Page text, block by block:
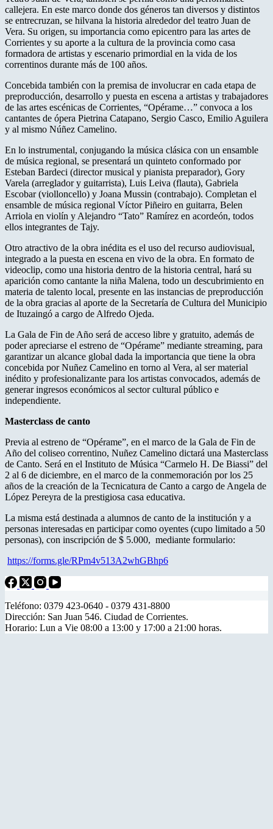
callejera. En este marco donde dos géneros tan diversos y distintos
se entrecruzan, se hilvana la historia alrededor del teatro Juan de
Vera. Su origen, su importancia como epicentro para las artes de
Corrientes y su aporte a la cultura de la provincia como casa
formadora de artistas y escenario primordial en la vida de los
correntinos durante más de 100 años.
Concebida también con la premisa de involucrar en cada etapa de
preproducción, desarrollo y puesta en escena a artistas y trabajadores
de las artes escénicas de Corrientes, “Opérame…” convoca a los
cantantes de ópera Pietrina Catapano, Sergio Casco, Emilio Aguilera
y al mismo Núñez Camelino.
En lo instrumental, conjugando la música clásica con un ensamble
de música regional, se presentará un quinteto conformado por
Esteban Bardeci (director musical y pianista preparador), Gory
Varela (arreglador y guitarrista), Luis Leiva (flauta), Gabriela
Escobar (violloncello) y Joana Mussin (contrabajo). Completan el
ensamble de música regional Víctor Piñeiro en guitarra, Belen
Arriola en violín y Alejandro “Tato” Ramírez en acordeón, todos
ellos integrantes de Tajy.
Otro atractivo de la obra inédita es el uso del recurso audiovisual,
integrado a la puesta en escena en vivo de la obra. En formato de
videoclip, como una historia dentro de la historia central, hará su
aparición como cantante la niña Malena, todo un descubrimiento en
materia de talento local, presente en las instancias de preproducción
de la obra gracias al aporte de la Secretaría de Cultura del Municipio
de Ituzaingó a cargo de Alfredo Ojeda.
La Gala de Fin de Año será de acceso libre y gratuito, además de
poder apreciarse el estreno de “Opérame” mediante streaming, para
garantizar un alcance global dada la importancia que tiene la obra
concebida por Nuñez Camelino en torno al Vera, al ser material
inédito y profesionalizante para los artistas convocados, además de
generar ingresos económicos al sector cultural público e
independiente.
Masterclass de canto
Previa al estreno de “Opérame”, en el marco de la Gala de Fin de
Año del coliseo correntino, Nuñez Camelino dictará una Masterclass
de Canto. Será en el Instituto de Música “Carmelo H. De Biassi” del
2 al 6 de diciembre, en el marco de la conmemoración por los 25
años de la creación de la Tecnicatura de Canto a cargo de Angela de
López Pereyra de la prestigiosa casa educativa.
La misma está destinada a alumnos de canto de la institución y a
personas interesadas en participar como oyentes (cupo limitado a 50
personas), con inscripción de $ 5.000, mediante formulario:
https://forms.gle/RPm4v513A2whGBhp6
Teléfono: 0379 423-0640 - 0379 431-8800
Dirección: San Juan 546. Ciudad de Corrientes.
Horario: Lun a Vie 08:00 a 13:00 y 17:00 a 21:00 horas.